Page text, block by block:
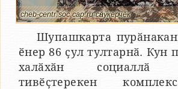
cheb-centr.soc.cap.ru сӑнӳкерчӗк
Шупашкарта
ӗнер 86 ҫул тултарнӑ. Кун
халӑхӑн социаллӑ
тивӗҫтерекен